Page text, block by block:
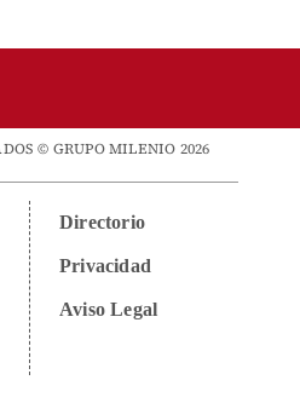
© GRUPO MILENIO 2026
Directorio
Privacidad
Aviso Legal